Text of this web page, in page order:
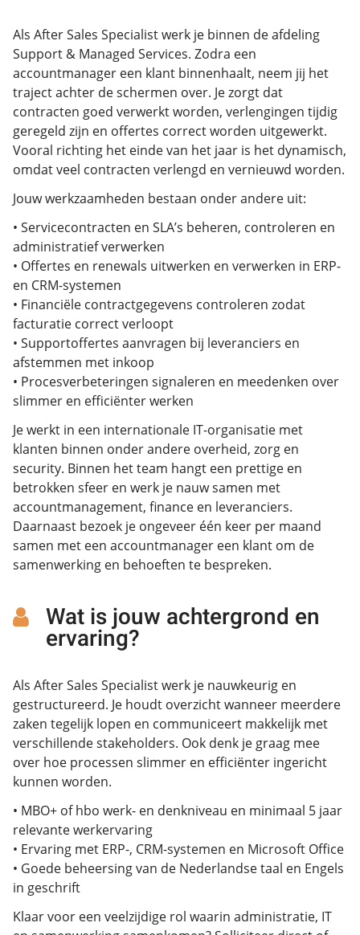
Als After Sales Specialist werk je binnen de afdeling
Support & Managed Services. Zodra een
accountmanager een klant binnenhaalt, neem jij het
traject achter de schermen over. Je zorgt dat
contracten goed verwerkt worden, verlengingen tijdig
geregeld zijn en offertes correct worden uitgewerkt.
Vooral richting het einde van het jaar is het dynamisch,
omdat veel contracten verlengd en vernieuwd worden.
Jouw werkzaamheden bestaan onder andere uit:
• Servicecontracten en SLA’s beheren, controleren en
administratief verwerken
• Offertes en renewals uitwerken en verwerken in ERP-
en CRM-systemen
• Financiële contractgegevens controleren zodat
facturatie correct verloopt
• Supportoffertes aanvragen bij leveranciers en
afstemmen met inkoop
• Procesverbeteringen signaleren en meedenken over
slimmer en efficiënter werken
Je werkt in een internationale IT-organisatie met
klanten binnen onder andere overheid, zorg en
security. Binnen het team hangt een prettige en
betrokken sfeer en werk je nauw samen met
accountmanagement, finance en leveranciers.
Daarnaast bezoek je ongeveer één keer per maand
samen met een accountmanager een klant om de
samenwerking en behoeften te bespreken.
Wat is jouw achtergrond en
ervaring?
Als After Sales Specialist werk je nauwkeurig en
gestructureerd. Je houdt overzicht wanneer meerdere
zaken tegelijk lopen en communiceert makkelijk met
verschillende stakeholders. Ook denk je graag mee
over hoe processen slimmer en efficiënter ingericht
kunnen worden.
• MBO+ of hbo werk- en denkniveau en minimaal 5 jaar
relevante werkervaring
• Ervaring met ERP-, CRM-systemen en Microsoft Office
• Goede beheersing van de Nederlandse taal en Engels
in geschrift
Klaar voor een veelzijdige rol waarin administratie, IT